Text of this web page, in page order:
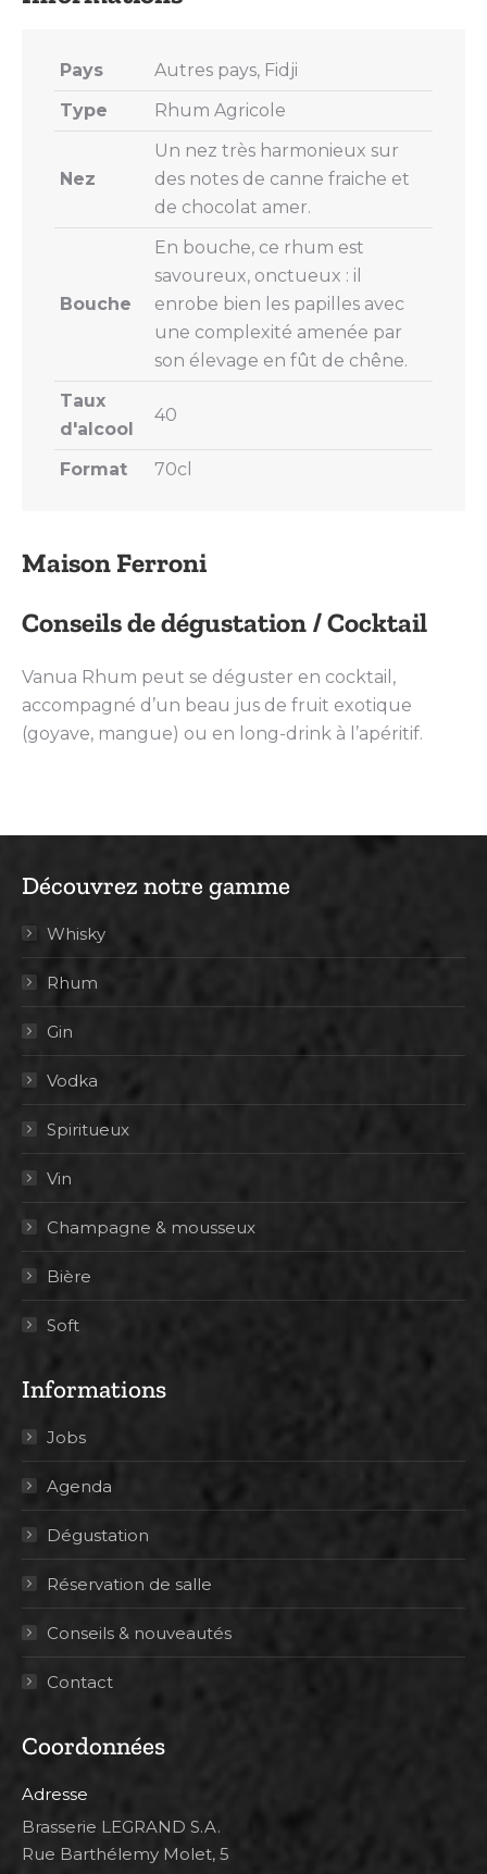
Maison Ferroni
Conseils de dégustation / Cocktail
Vanua Rhum peut se déguster en cocktail,
accompagné d’un beau jus de fruit exotique
(goyave, mangue) ou en long-drink à l’apéritif.
Pays
Autres pays, Fidji
Type
Rhum Agricole
Nez
Un nez très harmonieux sur
des notes de canne fraiche et
de chocolat amer.
Bouche
En bouche, ce rhum est
savoureux, onctueux : il
enrobe bien les papilles avec
une complexité amenée par
son élevage en fût de chêne.
Taux
d'alcool
40
Format 70cl
Découvrez notre gamme
Whisky
Rhum
Gin
Vodka
Spiritueux
Vin
Champagne & mousseux
Bière
Soft
Informations
Jobs
Agenda
Dégustation
Réservation de salle
Conseils & nouveautés
Contact
Coordonnées
Adresse
Brasserie LEGRAND S.A.
Rue Barthélemy Molet, 5